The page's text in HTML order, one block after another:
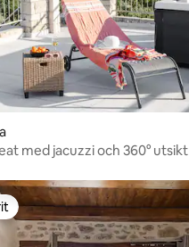
med jacuzzi och 360° utsikt